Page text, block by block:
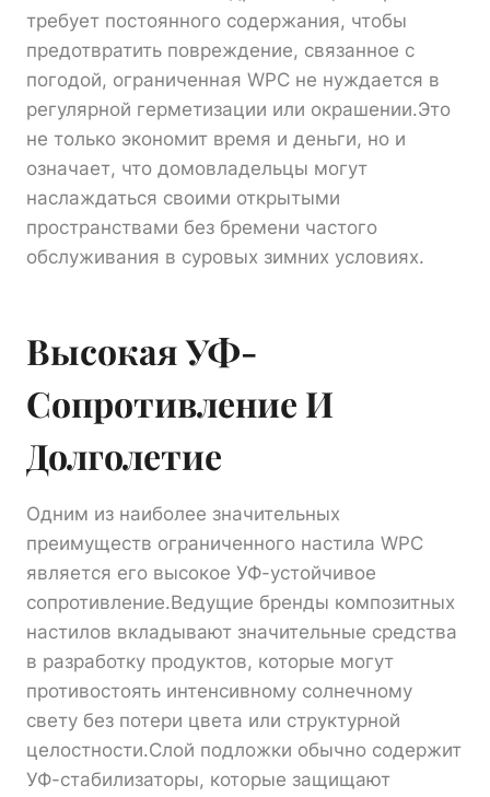
требует постоянного содержания, чтобы
предотвратить повреждение, связанное с
погодой, ограниченная WPC не нуждается в
регулярной герметизации или окрашении.Это
не только экономит время и деньги, но и
означает, что домовладельцы могут
наслаждаться своими открытыми
пространствами без бремени частого
обслуживания в суровых зимних условиях.
Высокая УФ-
Сопротивление И
Долголетие
Одним из наиболее значительных
преимуществ ограниченного настила WPC
является его высокое УФ-устойчивое
сопротивление.Ведущие бренды композитных
настилов вкладывают значительные средства
в разработку продуктов, которые могут
противостоять интенсивному солнечному
свету без потери цвета или структурной
целостности.Слой подложки обычно содержит
УФ-стабилизаторы, которые защищают